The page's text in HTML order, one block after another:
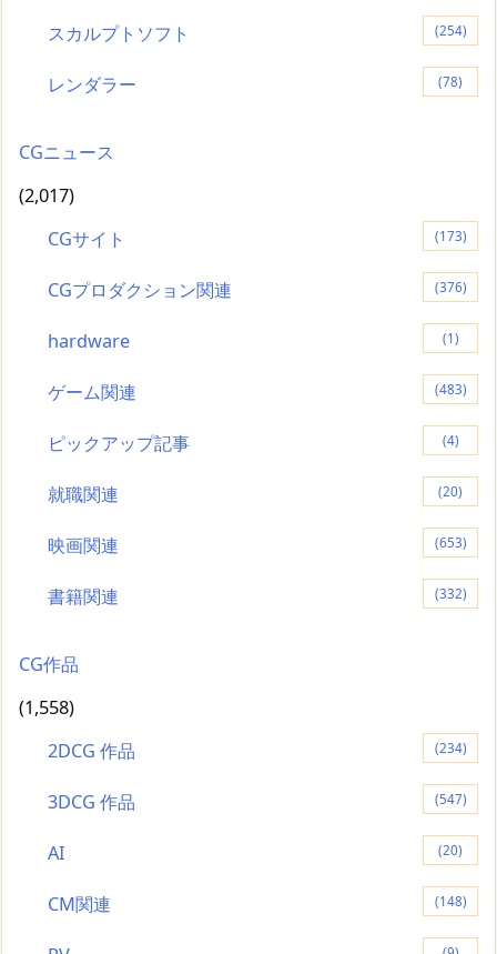
スカルプトソフト (254)
レンダラー (78)
CGニュース
(2,017)
CGサイト
(173)
CGプロダクション関連 (376)
hardware (1)
ゲーム関連 (483)
ピックアップ記事 (4)
就職関連 (20)
映画関連 (653)
書籍関連 (332)
CG作品
(1,558)
2DCG 作品
(234)
3DCG 作品 (547)
AI (20)
CM関連 (148)